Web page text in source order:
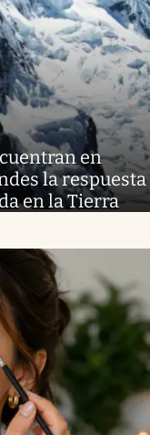
en
la respuesta
en la Tierra